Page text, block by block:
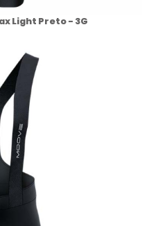
Light Preto - 3G